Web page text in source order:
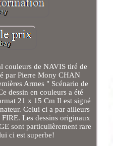
couleurs de NAVIS tiré de
par Pierre Mony CHAN
Armes " Scénario de
dessin en couleurs a été
21 x 15 Cm Il est signé
Celui ci a par ailleurs
Les dessins originaux
sont particulièrement rare
ci est superbe!